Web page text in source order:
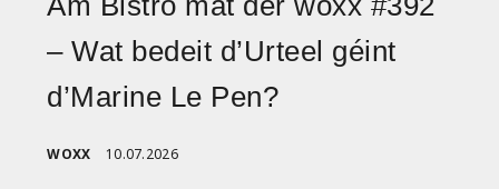
– Wat bedeit d’Urteel géint
d’Marine Le Pen?
WOXX 10.07.2026